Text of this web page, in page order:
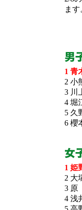
ます
1 青
2 小
3 川
4 堀
5 久
6 櫻
1 姫
2 大
3
4 浅